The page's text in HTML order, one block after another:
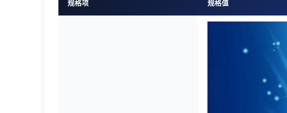
规格项 规格值